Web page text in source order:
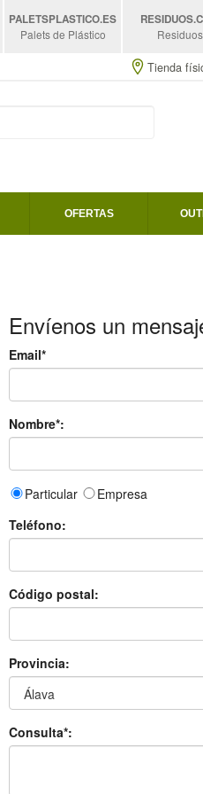
PALETSPLASTICO.ES
Palets de Plástico
RESIDUOS
Residuos
Tienda
OFERTAS
Envíenos un
Email*
Nombre*:
Particular
Empresa
Teléfono:
Código postal:
Provincia:
Consulta*: